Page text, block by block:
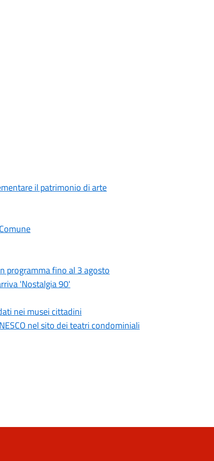
il patrimonio di arte
programma fino al 3 agosto
'Nostalgia 90'
nei musei cittadini
nel sito dei teatri condominiali